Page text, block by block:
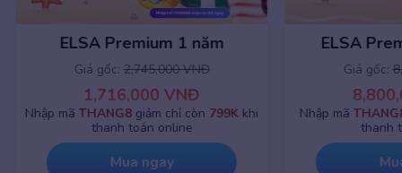
ELSA Premium 1 năm
Giá gốc:2,745,000 VNĐ
1,716,000 VNĐ
Nhập mãTHANG8giảm chỉ còn799Kkhi
thanh toán online
Mua ngay
ELSA
Giá gốc:
Nhập mãTHANG8
thanh
Mua